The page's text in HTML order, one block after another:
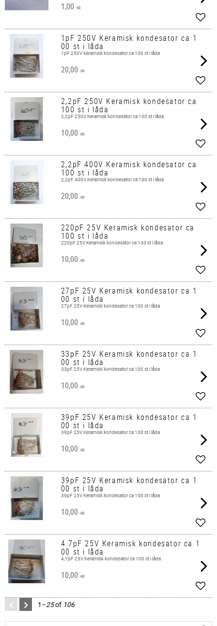
1,00 KR
Add
1pF 250V Keramisk kondesator ca 1
00 st i låda
1pF 250V Keramisk kondesator ca 100 st i låda
20,00 KR
Add
2,2pF 250V Keramisk kondesator ca
100 st i låda
2,2pF 250V Keramisk kondesator ca 100 st i låda
10,00 KR
Add
2,2pF 400V Keramisk kondesator ca
100 st i låda
2,2pF 400V Keramisk kondesator ca 100 st i låda
20,00 KR
Add
220pF 25V Keramisk kondesator ca
100 st i låda
220pF 25V Keramisk kondesator ca 100 st i låda
10,00 KR
Add
27pF 25V Keramisk kondesator ca 1
00 st i låda
27pF 25V Keramisk kondesator ca 100 st i låda
10,00 KR
Add
33pF 25V Keramisk kondesator ca 1
00 st i låda
33pF 25V Keramisk kondesator ca 100 st i låda
10,00 KR
Add
39pF 25V Keramisk kondesator ca 1
00 st i låda
39pF 25V Keramisk kondesator ca 100 st i låda
10,00 KR
Add
39pF 25V Keramisk kondesator ca 1
00 st i låda
39pF 25V Keramisk kondesator ca 100 st i låda
10,00 KR
Add
4.7pF 25V Keramisk kondesator ca 1
00 st i låda
4,7pF 25V Keramisk kondesator ca 100 st i låda
10,00 KR
Add
1–25of 106